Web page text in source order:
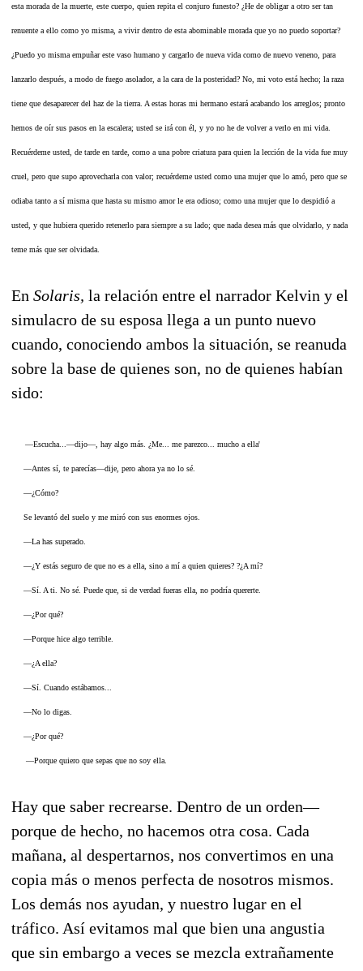
esta morada de la muerte, este cuerpo, quien repita el conjuro funesto? ¿He de obligar a otro ser tan
renuente a ello como yo misma, a vivir dentro de esta abominable morada que yo no puedo soportar?
¿Puedo yo misma empuñar este vaso humano y cargarlo de nueva vida como de nuevo veneno, para
lanzarlo después, a modo de fuego asolador, a la cara de la posteridad? No, mi voto está hecho; la raza
tiene que desaparecer del haz de la tierra. A estas horas mi hermano estará acabando los arreglos; pronto
hemos de oír sus pasos en la escalera; usted se irá con él, y yo no he de volver a verlo en mi vida.
Recuérdeme usted, de tarde en tarde, como a una pobre criatura para quien la lección de la vida fue muy
cruel, pero que supo aprovecharla con valor; recuérdeme usted como una mujer que lo amó, pero que se
odiaba tanto a sí misma que hasta su mismo amor le era odioso; como una mujer que lo despidió a
usted, y que hubiera querido retenerlo para siempre a su lado; que nada desea más que olvidarlo, y nada
teme más que ser olvidada.
En Solaris, la relación entre el narrador Kelvin y el
simulacro de su esposa llega a un punto nuevo
cuando, conociendo ambos la situación, se reanuda
sobre la base de quienes son, no de quienes habían
sido:
—Escucha...—dijo—, hay algo más. ¿Me... me parezco... mucho a ella'
—Antes sí, te parecías—dije, pero ahora ya no lo sé.
—¿Cómo?
Se levantó del suelo y me miró con sus enormes ojos.
—La has superado.
—¿Y estás seguro de que no es a ella, sino a mí a quien quieres? ?¿A mí?
—Sí. A ti. No sé. Puede que, si de verdad fueras ella, no podría quererte.
—¿Por qué?
—Porque hice algo terrible.
—¿A ella?
—Sí. Cuando estábamos...
—No lo digas.
—¿Por qué?
—Porque quiero que sepas que no soy ella.
Hay que saber recrearse. Dentro de un orden—
porque de hecho, no hacemos otra cosa. Cada
mañana, al despertarnos, nos convertimos en una
copia más o menos perfecta de nosotros mismos.
Los demás nos ayudan, y nuestro lugar en el
tráfico. Así evitamos mal que bien una angustia
que sin embargo a veces se mezcla extrañamente